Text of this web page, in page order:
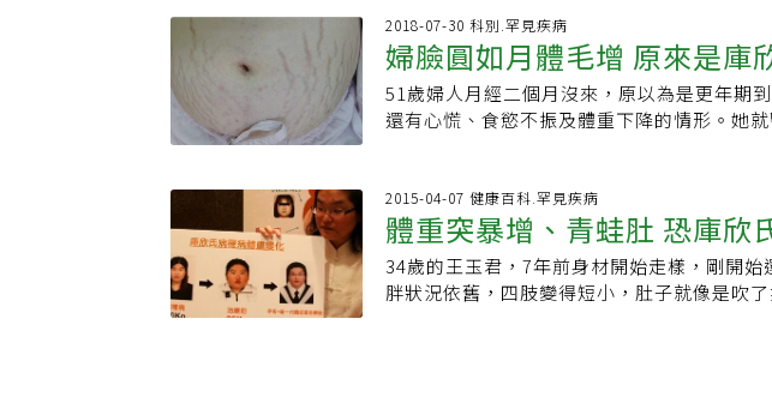
常。常見「犬庫欣氏症」如下：▸愛喝水。▸
加，尤其是腹部會變大下垂。▸活動力下降。
性脫毛。▸皮膚變薄、變黑。▸皮膚、泌尿道
且亢奮。▸常有如高血壓、糖尿病、骨質疏鬆
察相關指標，並調整藥物劑量。在飲食方面
脂、高膽固醇、高三酸甘油脂等問題，因此
可提供容易吸收的優質蛋白質，以及低脂飲
本文經《NOW健康》授權刊登，原文刊載
【NOW健康】責任編輯：陳學梅
病，每百萬人口每年僅有10個病例，常因症
型呈現及進展緩慢而被忽略。台北慈濟醫院
致分為外源性及內源性，外源性多是未注意
明藥物；內源性是指罹患腎上腺腫瘤或腦下
女性發病率是男性的3倍？許竣凱指出，庫欣
除腫瘤，術後配合藥物治療，逐步降低身體
7公斤，且不需再服用高血壓藥，體力也逐漸
竣凱說，若在正常飲食狀況下，出現體重異
應進一步就醫確認是否為內分泌異常導致，
2018-07-30 科別.罕見疾病
婦臉圓如月體毛增 原來是庫
51歲婦人月經二個月沒來，原以為是更年期
還有心慌、食慾不振及體重下降的情形。她
釋素」，再刺激腦垂體分泌「腎上腺皮促素
腎上腺皮醇的功能是調節蛋白質、醣類及脂
免疫發炎反應。陳涵栩說，當身體出現壓力
付壓力，是人體極重要的賀爾蒙。但若長期
爾蒙障礙，造成庫欣氏症候群，而影響原因
2015-04-07 健康百科.罕見疾病
體重突暴增、青蛙肚 恐庫欣
34歲的王玉君，7年前身材開始走樣，剛開
胖狀況依舊，四肢變得短小，肚子就像是吹